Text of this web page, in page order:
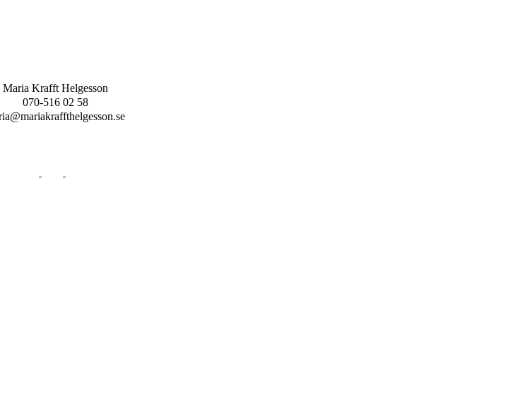
Maria Krafft Helgesson
070-516 02 58